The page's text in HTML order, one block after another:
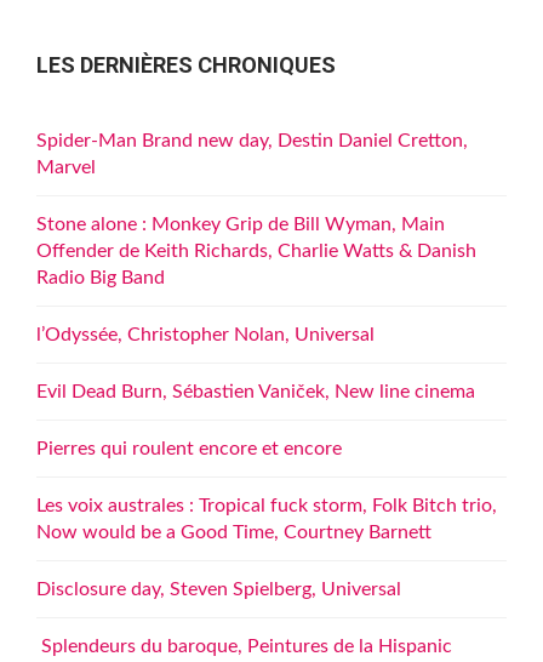
LES DERNIÈRES CHRONIQUES
Spider-Man Brand new day, Destin Daniel Cretton,
Marvel
Stone alone : Monkey Grip de Bill Wyman, Main
Offender de Keith Richards, Charlie Watts & Danish
Radio Big Band
l’Odyssée, Christopher Nolan, Universal
Evil Dead Burn, Sébastien Vaniček, New line cinema
Pierres qui roulent encore et encore
Les voix australes : Tropical fuck storm, Folk Bitch trio,
Now would be a Good Time, Courtney Barnett
Disclosure day, Steven Spielberg, Universal
Splendeurs du baroque, Peintures de la Hispanic